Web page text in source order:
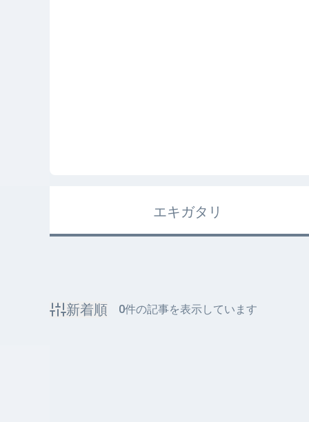
エキガタリ
新着順 0件の記事を表示しています